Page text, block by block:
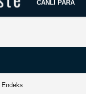
Dinle
CANLI PARA
Endeks